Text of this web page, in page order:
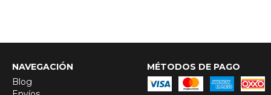
NAVEGACIÓN
Blog
MÉTODOS DE PAGO